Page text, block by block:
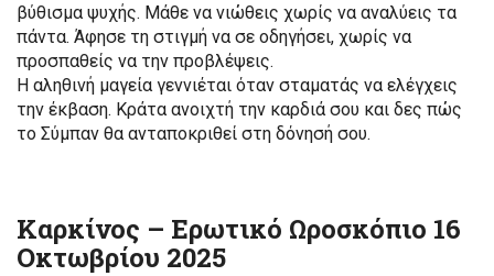
βύθισμα ψυχής. Μάθε να νιώθεις χωρίς να αναλύεις τα
πάντα. Άφησε τη στιγμή να σε οδηγήσει, χωρίς να
προσπαθείς να την προβλέψεις.
Η αληθινή μαγεία γεννιέται όταν σταματάς να ελέγχεις
την έκβαση. Κράτα ανοιχτή την καρδιά σου και δες πώς
το Σύμπαν θα ανταποκριθεί στη δόνησή σου.
Καρκίνος – Ερωτικό Ωροσκόπιο 16
Οκτωβρίου 2025